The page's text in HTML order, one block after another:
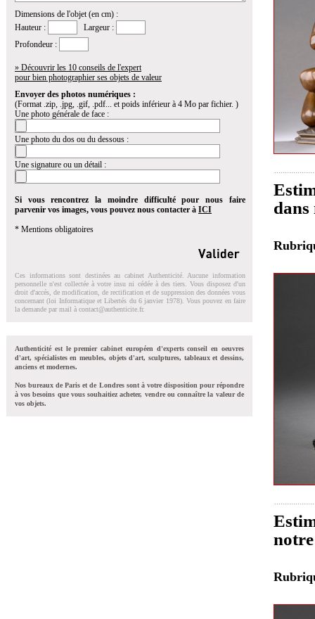
Dimensions de l'objet (en cm) :
Hauteur :
Largeur :
Profondeur :
» Découvrir les 10 conseils de l'expert
pour bien photographier ses objets de valeur
Envoyer des photos numériques :
(Format .zip, .jpg, .gif, .pdf... et poids inférieur à 4 Mo par fichier. )
Une photo générale de face :
Une photo du dos ou du dessous :
Une signature ou un détail :
Si vous rencontrez la moindre difficulté pour nous faire
parvenir vos images, vous pouvez nous contacter à ICI
* Mentions obligatoires
Ces informations sont destinées au cabinet Authenticité. Aucune information
personnelle n'est collectée à votre insu ni cédée à des tiers. Vous disposez d'un
droit d'accés, de modification, de rectification et de suppression des données vous
concernant (loi Informatique et Libertés du 6 janvier 1978). Vous pouvez en faire
la demande par mail à contact@authenticite.fr.
Authenticité est le premier cabinet européen d'experts conseil en oeuvres
d'art, spécialistes en meubles, objets d'art, sculptures, tableaux et dessins,
anciens et modernes.
Nos bureaux de Paris et de Londres sont à votre disposition pour répondre
à vos besoins que vous souhaitiez acheter, vendre ou connaître la valeur de
vos objets.
dans